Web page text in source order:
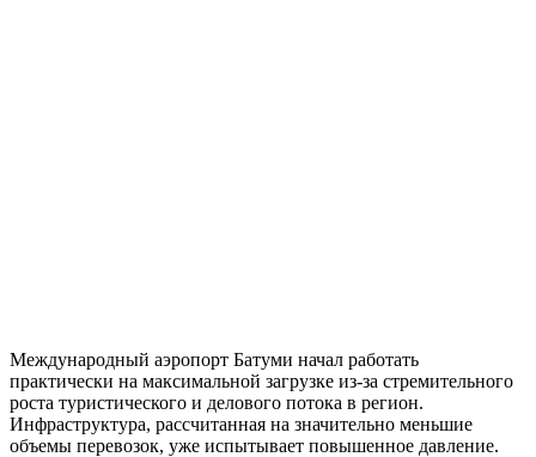
Международный аэропорт Батуми начал работать
практически на максимальной загрузке из-за стремительного
роста туристического и делового потока в регион.
Инфраструктура, рассчитанная на значительно меньшие
объемы перевозок, уже испытывает повышенное давление.